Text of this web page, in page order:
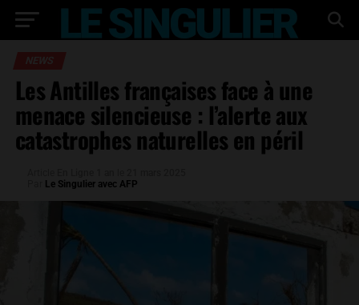
Les Antilles françaises face à une
menace silencieuse : l’alerte aux
catastrophes naturelles en péril
Le Singulier avec AFP